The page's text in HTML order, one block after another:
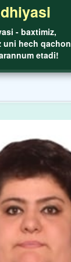
- baxtimiz,
uni hech qachon
etadi!